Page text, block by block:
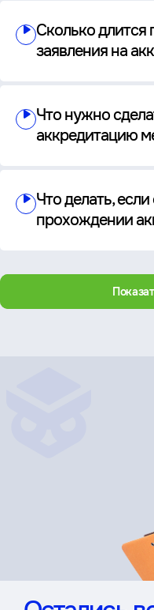
Сколько длится
заявления на
Что нужно
аккредитацию
Что делать,
прохождении